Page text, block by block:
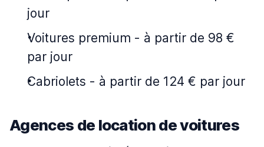
jour
Voitures premium - à partir de 98 €
par jour
Cabriolets - à partir de 124 € par jour
Agences de location de voitures